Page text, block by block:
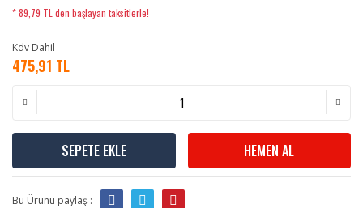
* 89,79 TL den başlayan taksitlerle!
Kdv Dahil
475,91 TL
SEPETE EKLE HEMEN AL
Bu Ürünü paylaş :